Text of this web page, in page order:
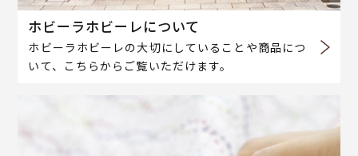
ホビーラホビーレについて
ホビーラホビーレの大切にしていることや商品につ
いて、こちらからご覧いただけます。